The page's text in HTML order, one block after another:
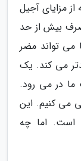
از مزایای آجیل
بیش از حد
می تواند مضر
می کند. یک
ما در می رود.
می کنیم. این
است. اما چه